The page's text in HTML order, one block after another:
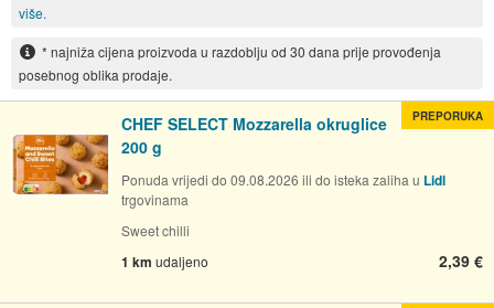
više.
* najniža cijena proizvoda u razdoblju od 30 dana prije provođenja
posebnog oblika prodaje.
CHEF SELECT Mozzarella okruglice
200 g
Ponuda vrijedi do 09.08.2026 ili do isteka zaliha u Lidl
trgovinama
Sweet chilli
1 km udaljeno 2,39 €
PREPORUKA